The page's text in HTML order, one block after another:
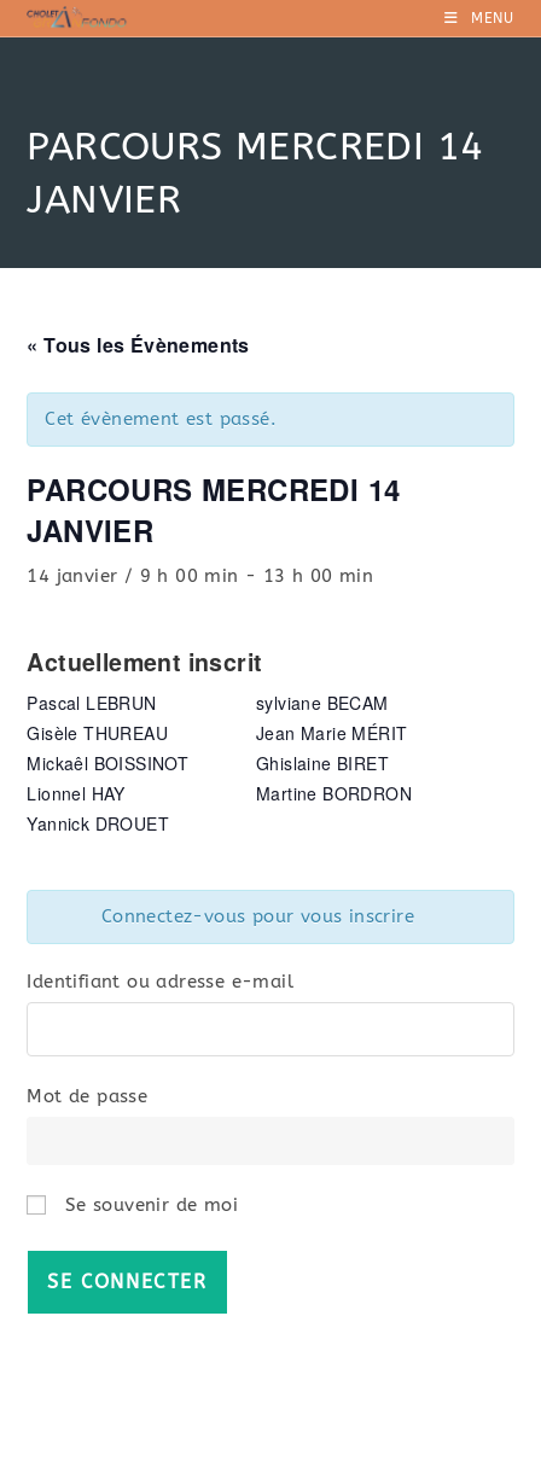
Skip
to
MENU
PARCOURS MERCREDI 14
JANVIER
« Tous les Évènements
Cet évènement est passé.
PARCOURS MERCREDI 14
JANVIER
14 janvier / 9 h 00 min - 13 h 00 min
Actuellement inscrit
Pascal LEBRUN
Gisèle THUREAU
Mickaêl BOISSINOT
Lionnel HAY
Yannick DROUET
sylviane BECAM
Jean Marie MÉRIT
Ghislaine BIRET
Martine BORDRON
Connectez-vous pour vous inscrire
Identifiant ou adresse e-mail
Mot de passe
Se souvenir de moi